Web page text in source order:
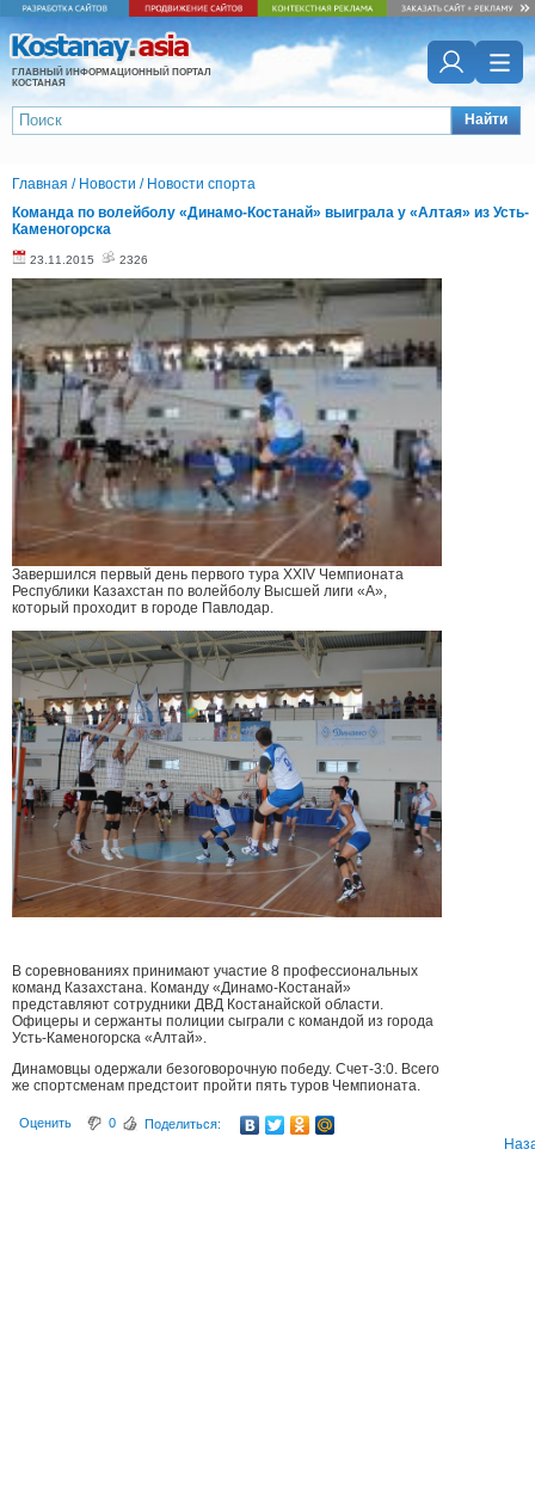
ГЛАВНЫЙ ИНФОРМАЦИОННЫЙ ПОРТАЛ
КОСТАНАЯ
Найти
Главная / Новости / Новости спорта
Команда по волейболу «Динамо-Костанай» выиграла у «Алтая» из Усть-
Каменогорска
23.11.2015 2326
Завершился первый день первого тура XXIV Чемпионата
Республики Казахстан по волейболу Высшей лиги «А»,
который проходит в городе Павлодар.
В соревнованиях принимают участие 8 профессиональных
команд Казахстана. Команду «Динамо-Костанай»
представляют сотрудники ДВД Костанайской области.
Офицеры и сержанты полиции сыграли с командой из города
Усть-Каменогорска «Алтай».
Динамовцы одержали безоговорочную победу. Счет-3:0. Всего
же спортсменам предстоит пройти пять туров Чемпионата.
Оценить 0 Поделиться: